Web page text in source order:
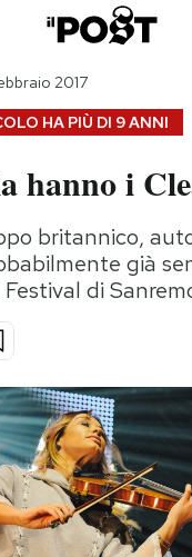
Moda
Storie/
HA PIÙ DI 9 ANNI
2017
hanno i
britannico,
già
di